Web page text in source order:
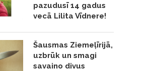
pazudusī 14 gadus
vecā Lilita Vīdnere!
Šausmas Ziemeļīrijā,
uzbrūk un smagi
savaino divus